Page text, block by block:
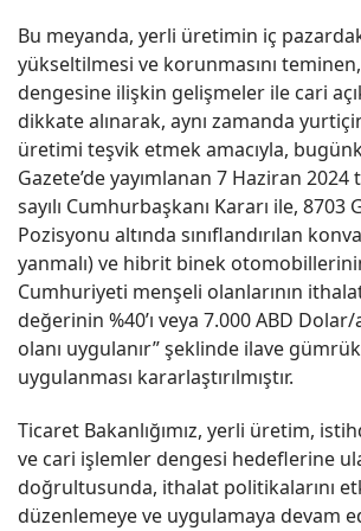
Bu meyanda, yerli üretimin iç
yükseltilmesi ve korunmasını
dengesine ilişkin gelişmeler ile cari
dikkate alınarak, aynı zamanda
üretimi teşvik etmek amacıyla,
Gazete’de yayımlanan 7 Haziran
sayılı Cumhurbaşkanı Kararı ile,
Pozisyonu altında sınıflandırılan
yanmalı) ve hibrit binek
Cumhuriyeti menşeli olanlarının
değerinin %40’ı veya 7.000 ABD
olanı uygulanır” şeklinde ilave
uygulanması kararlaştırılmıştır.
Ticaret Bakanlığımız, yerli üretim,
ve cari işlemler dengesi hedeflerine
doğrultusunda, ithalat politikalarını
düzenlemeye ve uygulamaya devam